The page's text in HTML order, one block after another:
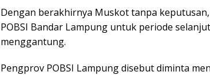
Dengan berakhirnya Muskot tanpa
POBSI Bandar Lampung untuk periode
menggantung.
Pengprov POBSI Lampung disebut diminta